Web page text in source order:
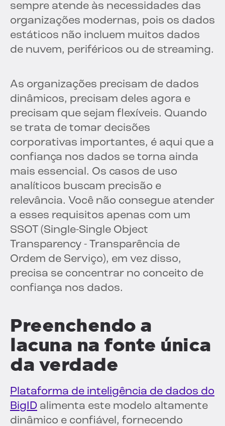
sempre atende às necessidades das
organizações modernas, pois os dados
estáticos não incluem muitos dados
de nuvem, periféricos ou de streaming.
As organizações precisam de dados
dinâmicos, precisam deles agora e
precisam que sejam flexíveis. Quando
se trata de tomar decisões
corporativas importantes, é aqui que a
confiança nos dados se torna ainda
mais essencial. Os casos de uso
analíticos buscam precisão e
relevância. Você não consegue atender
a esses requisitos apenas com um
SSOT (Single-Single Object
Transparency - Transparência de
Ordem de Serviço), em vez disso,
precisa se concentrar no conceito de
confiança nos dados.
Preenchendo a
lacuna na fonte única
da verdade
Plataforma de inteligência de dados do
BigID alimenta este modelo altamente
dinâmico e confiável, fornecendo